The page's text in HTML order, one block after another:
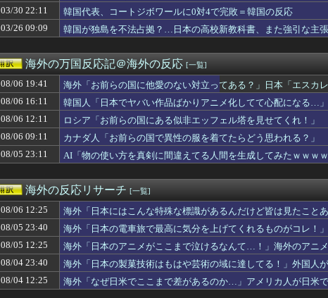
海外「お前が言うな！」FIFA会長を批判した元名選手に海外から猛反発！（海
韓国人「韓国人組織19名が一斉検挙される！カンボジアからカザフスタンへ
韓国人「K-POPデーモンハンターズで日本文化に追いついたと思ったのに、逆
上昇中のロケットに雷が落ちて画面が真っ白に「ロケット、大丈夫なの……？
海外「うちの子はあれで科学を好きになった。でも科学は爆発しなきゃダメっ
韓国人「お前の娘を性犯罪に遭わせ、塩酸をかける」いじめ被害家族が脅迫
消費減税で起きる損得に世界が騒然！←「不公平だろ」（海外の反応）
中国人「サッカー日本代表、9月の親善試合の相手が確定！」 中国人「今ま
【MLB】村上宗隆がミゲル・バルガスの髪の毛で遊ぶｗｗｗｗ → 「Wソック
韓国人「地震で高市早苗ちゃんは北朝鮮の金正恩と比較され完敗しました」
韓国人「現在、日本が密かに韓国からパクっているものがこちら…」→「こ
韓国人「スペースX、史上最も華やかな株式市場デビュー！FOMOと高評価の
海外「この男は最高だ」今永昇太が明かした好調の原因に海外大騒ぎ！（海外
村上宗隆がグリーンモンスター内部にサインを残す様子にMLBファン騒然！←
【海外の反応】今永昇太、好調の秘訣はスマホ画面だとイマナガ節を炸裂「
【スウェーデン-モロッコ】心配する理由はこれだけ…？【ポーランドボール
大谷翔平の今季初となるマルチホームランにMLBファン騒然！←「PCAとの
海外「日本は変わらない」NHK職員が番組出演者から性被害（海外の反応）
韓国人「日本が東アジア地域で最も高い結婚率と出生率を維持している理由
英国人「獲得してくれ」上田綺世、ブライトン移籍が浮上！三笘薫との日本
韓国人「日韓のこの分野で比較した場合、どちらの方が優れてるんだ・・・
03/30 22:11
韓国代表、コートジボワールに0対4で完敗＝韓国の反応
03/26 09:09
韓国が独島を不法占拠？…日本の高校新教科書、また強引な主
海外の万国反応記＠海外の反応 [一覧]
08/06 19:41
海外「お前らの国に他愛のない対立ってある？」日本「エスカ
08/06 16:11
韓国人「日本でヤバい作品ばかりアニメ化してて心配になる…」
08/06 12:11
ロシア「お前らの国にある似非エッフェル塔を見せてくれ！」
08/06 09:11
カナダ人「お前らの国で異性の服を着てたらどう思われる？」
08/05 23:11
AI「物の使い方を真剣に間違えてる人間を生成してみたｗｗｗｗ
海外の反応リサーチ [一覧]
08/06 12:25
海外「日本にはこんな特殊な標識があるんだけど皆は見たこ
応】
08/05 23:40
海外「日本の電車旅で最高に気分を上げてくれるものがコレ
応】
08/05 12:25
海外「日本のアニメがここまで泣けるなんて…！」海外のアニ
応】
08/04 23:40
海外「日本の製菓技術はもはや芸術の域に達してる！」外国人
08/04 12:25
海外「なぜ日米でここまで差があるのか…」アメリカ人が日米